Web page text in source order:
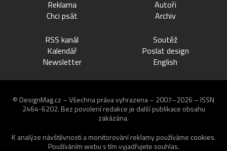
Reklama
Chci psát
Autoři
Archiv
RSS kanál
Kalendář
Newsletter
Soutěž
Poslat design
English
© DesignMag.cz – Všechna práva vyhrazena – 2007–2026 – ISSN
2464-6202. Bez povolení redakce je další publikace obsahu
zakázána.
K analýze návštěvnosti a monitorování reklamy používáme cookies.
Používáním webu s tím vyjadřujete souhlas.